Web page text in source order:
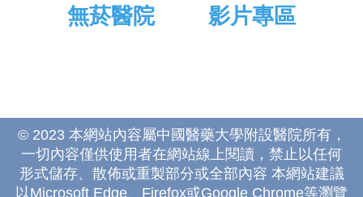
無菸醫院 影片專區
© 2023 本網站內容屬中國醫藥大學附設醫院所有，
一切內容僅供使用者在網站線上閱讀，禁止以任何
形式儲存、散佈或重製部分或全部內容 本網站建議
以Microsoft Edge、Firefox或Google Chrome等瀏覽